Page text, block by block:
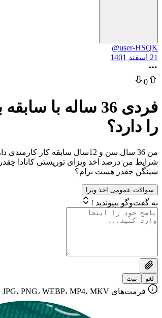
@user-HSQK
21 اسفند 1401
0
را دارد؟
شرایط من درصد اخذ ویزای توریستی کانادا
شینگن چقدر هست برام؟
سوالات عمومی اخذ ویزا
به گفت‌وگو بپیوندید !
لغو ثبت
فرمت‌های MP3، JPG، PNG، WEBP، MP4، MKV تا ۱۰ مگابایت